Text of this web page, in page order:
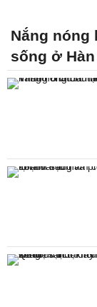
Nắng nóng
sống ở